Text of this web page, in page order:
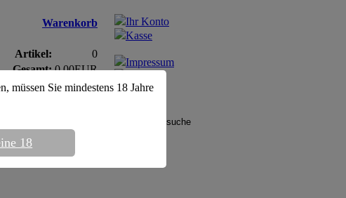
Warenkorb
Artikel:
0
Gesamt: 0,00EUR
Ihr Konto
Kasse
Impressum
6mg
müssen Sie mindestens 18 Jahre
18